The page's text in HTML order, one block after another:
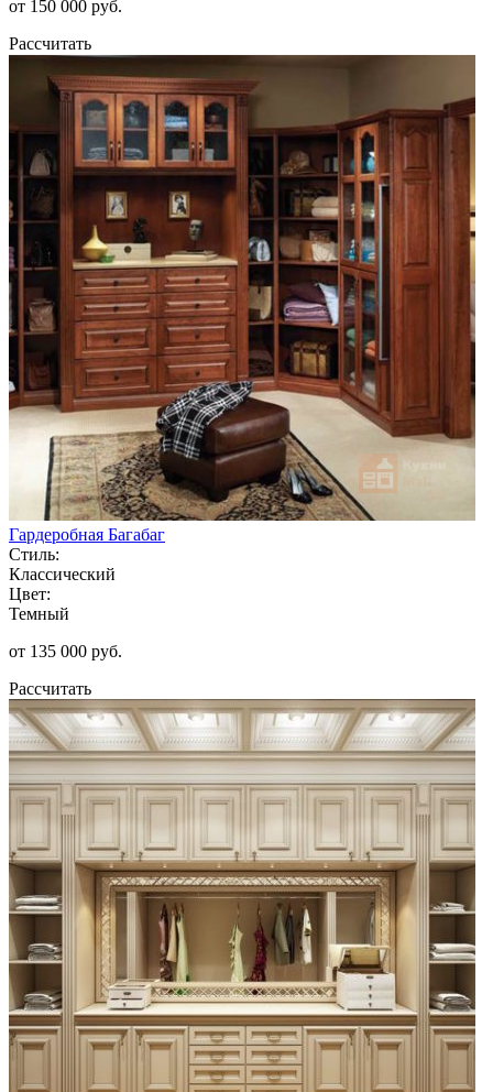
от 150 000 руб.
Рассчитать
Гардеробная Багабаг
Стиль:
Классический
Цвет:
Темный
от 135 000 руб.
Рассчитать